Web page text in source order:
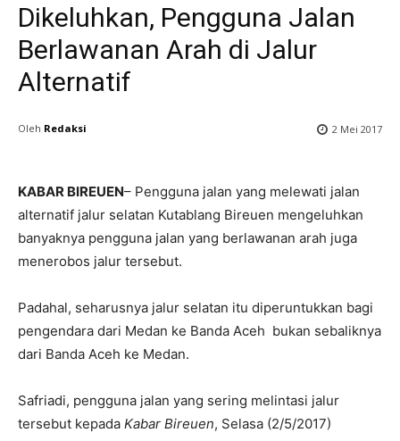
Dikeluhkan, Pengguna Jalan
Berlawanan Arah di Jalur
Alternatif
Oleh Redaksi 2 Mei 2017
KABAR BIREUEN– Pengguna jalan yang melewati jalan
alternatif jalur selatan Kutablang Bireuen mengeluhkan
banyaknya pengguna jalan yang berlawanan arah juga
menerobos jalur tersebut.
Padahal, seharusnya jalur selatan itu diperuntukkan bagi
pengendara dari Medan ke Banda Aceh bukan sebaliknya
dari Banda Aceh ke Medan.
Safriadi, pengguna jalan yang sering melintasi jalur
tersebut kepada Kabar Bireuen, Selasa (2/5/2017)